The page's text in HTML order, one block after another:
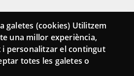
galetes (cookies) Utilitzem
una millor experiència,
personalitzar el contingut
totes les galetes o